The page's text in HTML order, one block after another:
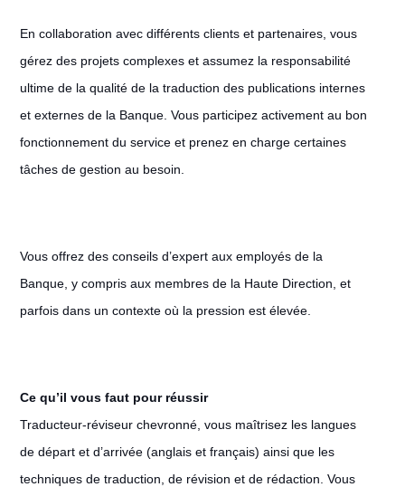
En collaboration avec différents clients et partenaires, vous
gérez des projets complexes et assumez la responsabilité
ultime de la qualité de la traduction des publications internes
et externes de la Banque. Vous participez activement au bon
fonctionnement du service et prenez en charge certaines
tâches de gestion au besoin.
Vous offrez des conseils d’expert aux employés de la
Banque, y compris aux membres de la Haute Direction, et
parfois dans un contexte où la pression est élevée.
Ce qu’il vous faut pour réussir
Traducteur-réviseur chevronné, vous maîtrisez les langues
de départ et d’arrivée (anglais et français) ainsi que les
techniques de traduction, de révision et de rédaction. Vous